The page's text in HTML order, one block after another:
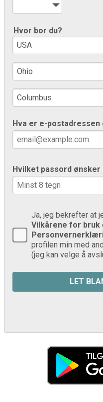
Hvor bor du?
Hva er e-postadressen
Hvilket passord ønsker
Ja, jeg bekrefter at
Vilkårene for bruk
profilen min med
(jeg kan velge å